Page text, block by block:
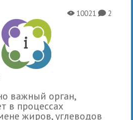
X10021K2
важный орган,
в процессах
жиров, углеводов